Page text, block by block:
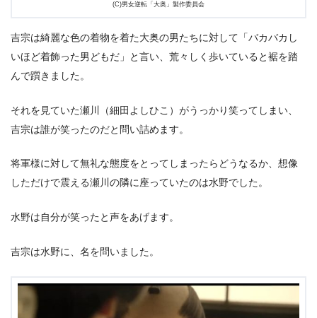
(C)男女逆転「大奥」製作委員会
吉宗は綺麗な色の着物を着た大奥の男たちに対して「バカバカし
いほど着飾った男どもだ」と言い、荒々しく歩いていると裾を踏
んで躓きました。
それを見ていた瀬川（細田よしひこ）がうっかり笑ってしまい、
吉宗は誰が笑ったのだと問い詰めます。
将軍様に対して無礼な態度をとってしまったらどうなるか、想像
しただけで震える瀬川の隣に座っていたのは水野でした。
水野は自分が笑ったと声をあげます。
吉宗は水野に、名を問いました。